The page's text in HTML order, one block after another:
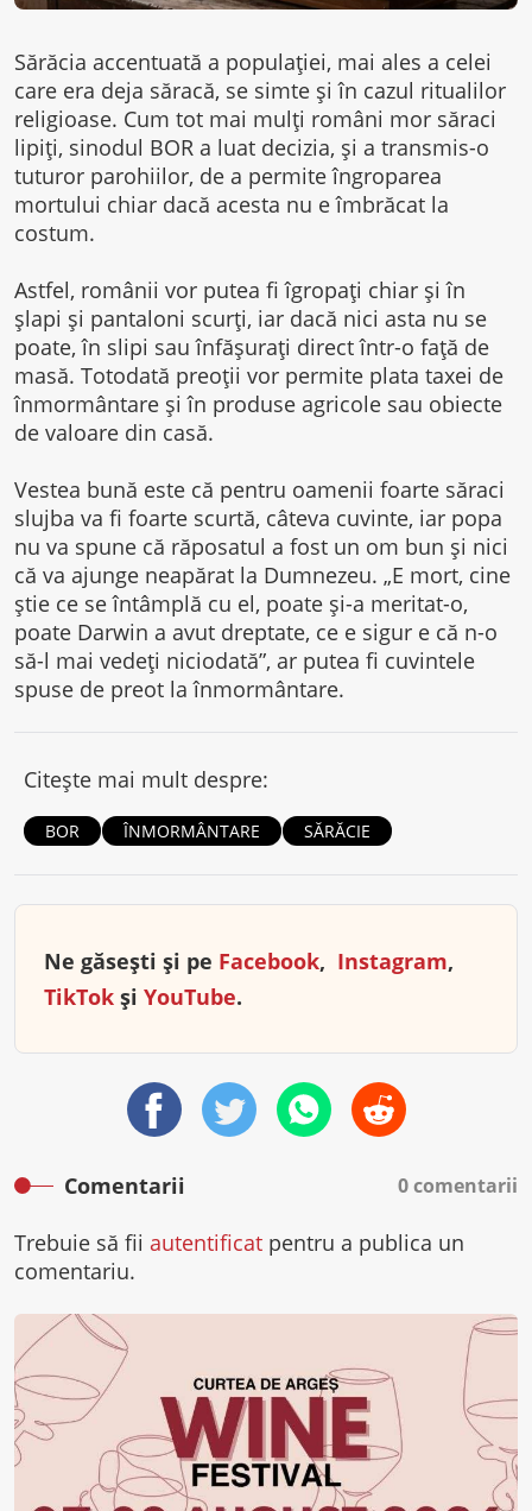
Sărăcia accentuată a populației, mai ales a celei
care era deja săracă, se simte și în cazul ritualilor
religioase. Cum tot mai mulți români mor săraci
lipiți, sinodul BOR a luat decizia, și a transmis-o
tuturor parohiilor, de a permite îngroparea
mortului chiar dacă acesta nu e îmbrăcat la
costum.
Astfel, românii vor putea fi îgropați chiar și în
șlapi și pantaloni scurți, iar dacă nici asta nu se
poate, în slipi sau înfășurați direct într-o față de
masă. Totodată preoții vor permite plata taxei de
înmormântare și în produse agricole sau obiecte
de valoare din casă.
Vestea bună este că pentru oamenii foarte săraci
slujba va fi foarte scurtă, câteva cuvinte, iar popa
nu va spune că răposatul a fost un om bun și nici
că va ajunge neapărat la Dumnezeu. „E mort, cine
știe ce se întâmplă cu el, poate și-a meritat-o,
poate Darwin a avut dreptate, ce e sigur e că n-o
să-l mai vedeți niciodată”, ar putea fi cuvintele
spuse de preot la înmormântare.
Citește mai mult despre:
BOR ÎNMORMÂNTARE SĂRĂCIE
Ne găsești și pe Facebook, Instagram,
TikTok și YouTube.
Comentarii 0 comentarii
Trebuie să fii autentificat pentru a publica un
comentariu.